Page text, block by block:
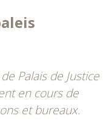
Palais de Justice
en cours de
et bureaux.